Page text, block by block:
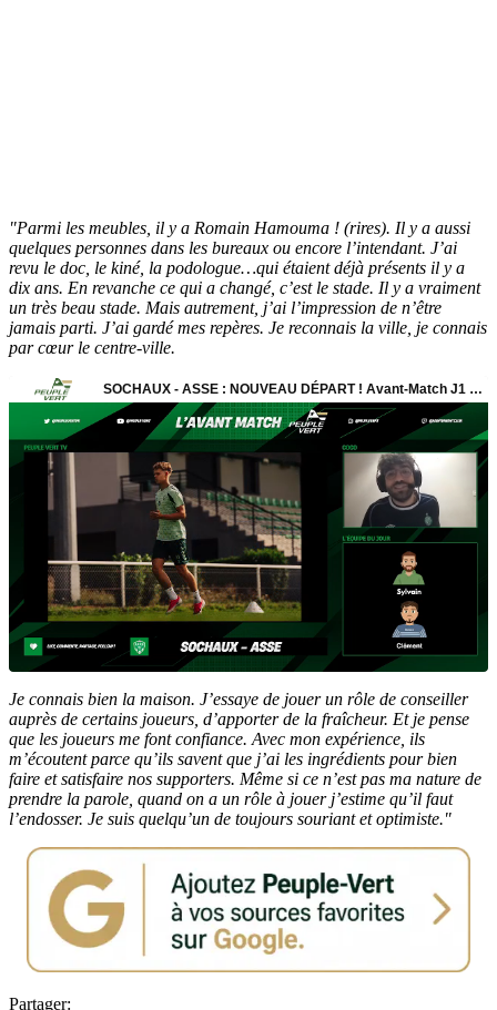
"Parmi les meubles, il y a Romain Hamouma ! (rires). Il y a aussi
quelques personnes dans les bureaux ou encore l’intendant. J’ai
revu le doc, le kiné, la podologue…qui étaient déjà présents il y a
dix ans. En revanche ce qui a changé, c’est le stade. Il y a vraiment
un très beau stade. Mais autrement, j’ai l’impression de n’être
jamais parti. J’ai gardé mes repères. Je reconnais la ville, je connais
par cœur le centre-ville.
Je connais bien la maison. J’essaye de jouer un rôle de conseiller
auprès de certains joueurs, d’apporter de la fraîcheur. Et je pense
que les joueurs me font confiance. Avec mon expérience, ils
m’écoutent parce qu’ils savent que j’ai les ingrédients pour bien
faire et satisfaire nos supporters. Même si ce n’est pas ma nature de
prendre la parole, quand on a un rôle à jouer j’estime qu’il faut
l’endosser. Je suis quelqu’un de toujours souriant et optimiste."
Partager: